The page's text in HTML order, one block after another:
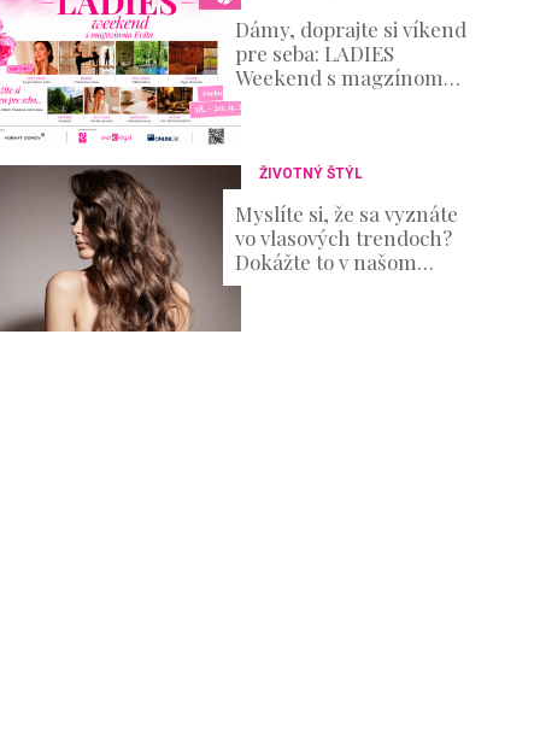
Dámy, doprajte si víkend
pre seba: LADIES
Weekend s magzínom
Evita prinesie oddych aj
množstvo inšpirácie
ŽIVOTNÝ ŠTÝL
Myslíte si, že sa vyznáte
vo vlasových trendoch?
Dokážte to v našom
KVÍZE!